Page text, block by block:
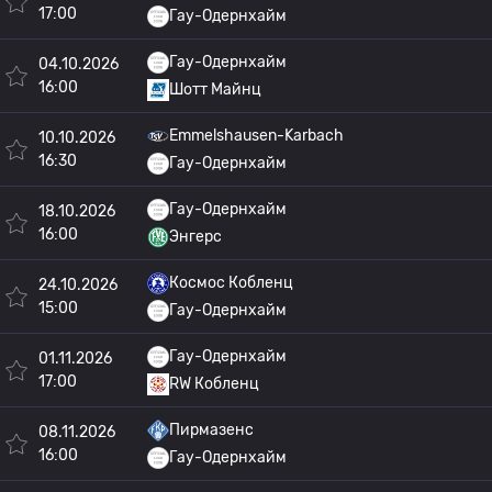
17:00 Гау-Одернхайм
04.10.2026
16:00
Гау-Одернхайм
Шотт Майнц
10.10.2026
16:30
Emmelshausen-Karbach
Гау-Одернхайм
18.10.2026
16:00
Гау-Одернхайм
Энгерс
24.10.2026
15:00
Космос Кобленц
Гау-Одернхайм
01.11.2026
17:00
Гау-Одернхайм
RW Кобленц
08.11.2026
16:00
Пирмазенс
Гау-Одернхайм